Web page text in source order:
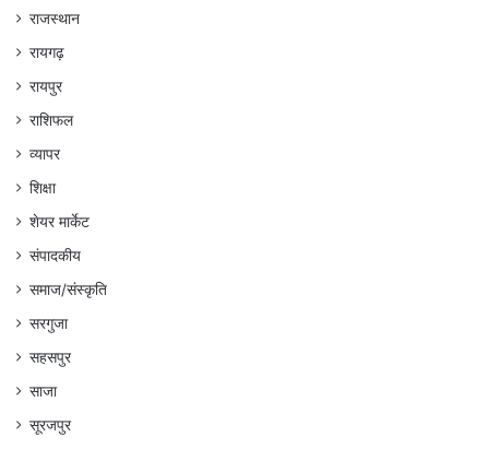
राजस्थान
रायगढ़
रायपुर
राशिफल
व्यापर
शिक्षा
शेयर मार्केट
संपादकीय
समाज/संस्कृति
सरगुजा
सहसपुर
साजा
सूरजपुर